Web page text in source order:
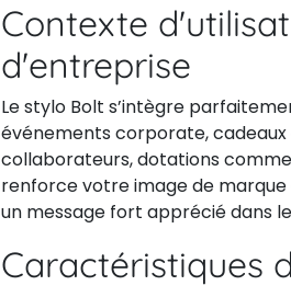
Contexte
d'entreprise
Le stylo Bolt s’intègre
événements corporate, cadeaux
collaborateurs, dotations
renforce votre image de marque
un message fort apprécié dans
Caractéristiques